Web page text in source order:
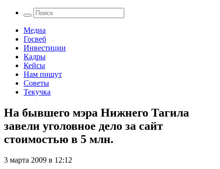
Медиа
Госвеб
Инвестиции
Кадры
Кейсы
Нам пишут
Советы
Текучка
На бывшего мэра Нижнего Тагила
завели уголовное дело за сайт
стоимостью в 5 млн.
3 марта 2009 в 12:12